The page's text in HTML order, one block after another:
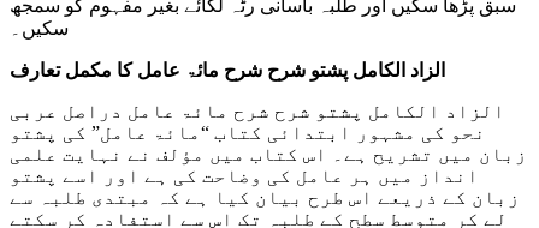
سبق پڑھا سکیں اور طلبہ بآسانی رٹہ لگائے بغیر مفہوم کو سمجھ
سکیں۔
الزاد الکامل پشتو شرح شرح مائۃ عامل کا مکمل تعارف
الزاد الکامل پشتو شرح شرح مائۃ عامل دراصل عربی
نحو کی مشہور ابتدائی کتاب “مائۃ عامل” کی پشتو
زبان میں تشریح ہے۔ اس کتاب میں مؤلف نے نہایت علمی
انداز میں ہر عامل کی وضاحت کی ہے اور اسے پشتو
زبان کے ذریعے اس طرح بیان کیا ہے کہ مبتدی طلبہ سے
لے کر متوسط سطح کے طلبہ تک اس سے استفادہ کر سکتے